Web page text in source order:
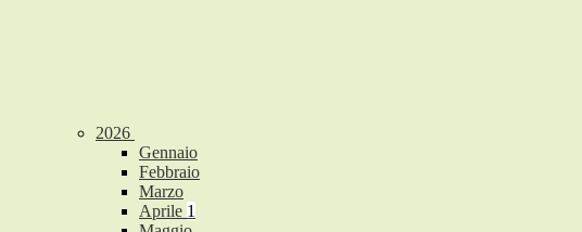
2026
Gennaio
Febbraio
Marzo
Aprile 1